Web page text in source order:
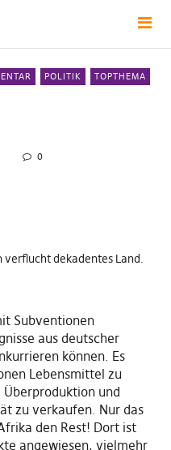
POLITIK TOPTHEMA
0
verflucht dekadentes Land.
Subventionen
aus deutscher
können. Es
Lebensmittel zu
und
zu verkaufen. Nur das
den Rest! Dort ist
angewiesen, vielmehr